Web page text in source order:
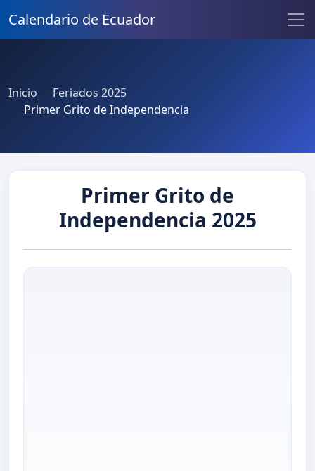
Calendario de Ecuador
Inicio
Feriados 2025
Primer Grito de Independencia
Primer Grito de
Independencia 2025